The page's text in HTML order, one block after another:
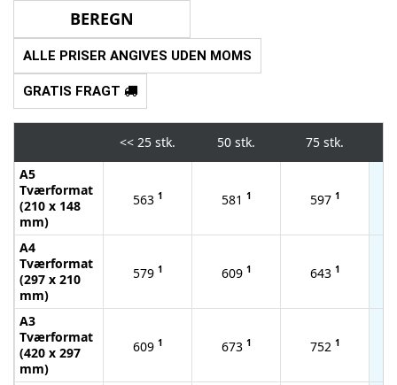
ALLE PRISER ANGIVES UDEN MOMS
GRATIS FRAGT
<< 25 stk. 50 stk. 75 stk.
A5
Tværformat
(210 x 148
mm)
563 1 581 1 597 1
A4
Tværformat
(297 x 210
mm)
579 1 609 1 643 1
A3
Tværformat
(420 x 297
mm)
609 1 673 1 752 1